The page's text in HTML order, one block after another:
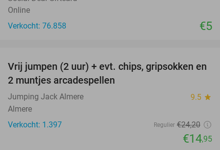
Online
Verkocht: 76.858
€5
38%
Vrij jumpen (2 uur) + evt. chips, gripsokken en
2 muntjes arcadespellen
Jumping Jack Almere 9.5 star
Almere
Verkocht: 1.397
Regulier €24,20
€14,95